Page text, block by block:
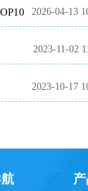
2026-04-13
2023-11-02
2023-10-17